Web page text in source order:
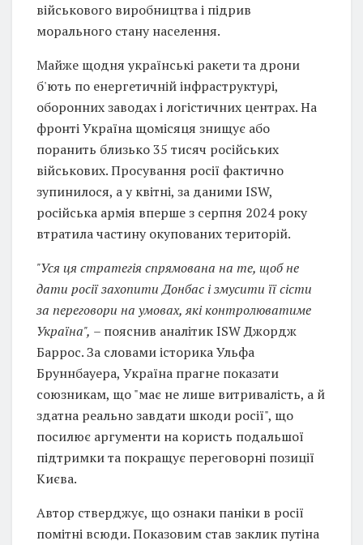
військового виробництва і підрив
морального стану населення.
Майже щодня українські ракети та дрони
б'ють по енергетичній інфраструктурі,
оборонних заводах і логістичних центрах. На
фронті Україна щомісяця знищує або
поранить близько 35 тисяч російських
військових. Просування росії фактично
зупинилося, а у квітні, за даними ISW,
російська армія вперше з серпня 2024 року
втратила частину окупованих територій.
"Уся ця стратегія спрямована на те, щоб не
дати росії захопити Донбас і змусити її сісти
за переговори на умовах, які контролюватиме
Україна", – пояснив аналітик ISW Джордж
Баррос. За словами історика Ульфа
Бруннбауера, Україна прагне показати
союзникам, що "має не лише витривалість, а й
здатна реально завдати шкоди росії", що
посилює аргументи на користь подальшої
підтримки та покращує переговорні позиції
Києва.
Автор стверджує, що ознаки паніки в росії
помітні всюди. Показовим став заклик путіна